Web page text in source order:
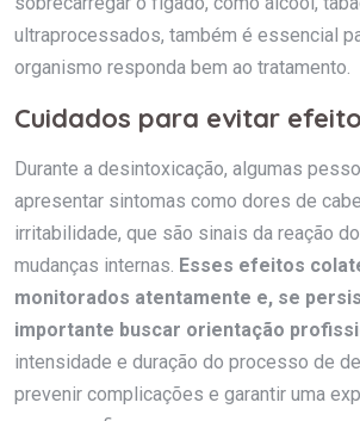
ultraprocessados, também é essencial
organismo responda bem ao tratamento.
Cuidados para evitar
Durante a desintoxicação, algumas
apresentar sintomas como dores de
irritabilidade, que são sinais da reação
mudanças internas. Esses efeitos
monitorados atentamente e, se
importante buscar orientação
intensidade e duração do processo de
prevenir complicações e garantir uma